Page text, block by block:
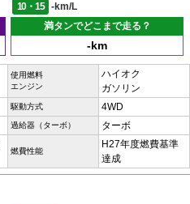
10・15
-km/L
満タンでどこまで走る？
-km
使用燃料
エンジン
ハイオク
ガソリン
駆動方式 4WD
過給器（ターボ） ターボ
燃費性能
H27年度燃費基準
達成